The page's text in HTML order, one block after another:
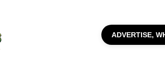
ADVERTISE,